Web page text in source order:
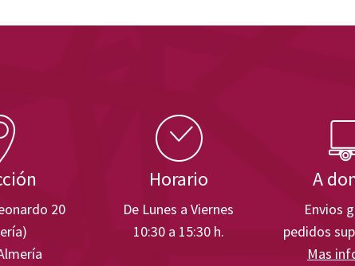
20
Horario
De Lunes a Viernes
10:30 a 15:30 h.
A
Envios
pedidos
Mas